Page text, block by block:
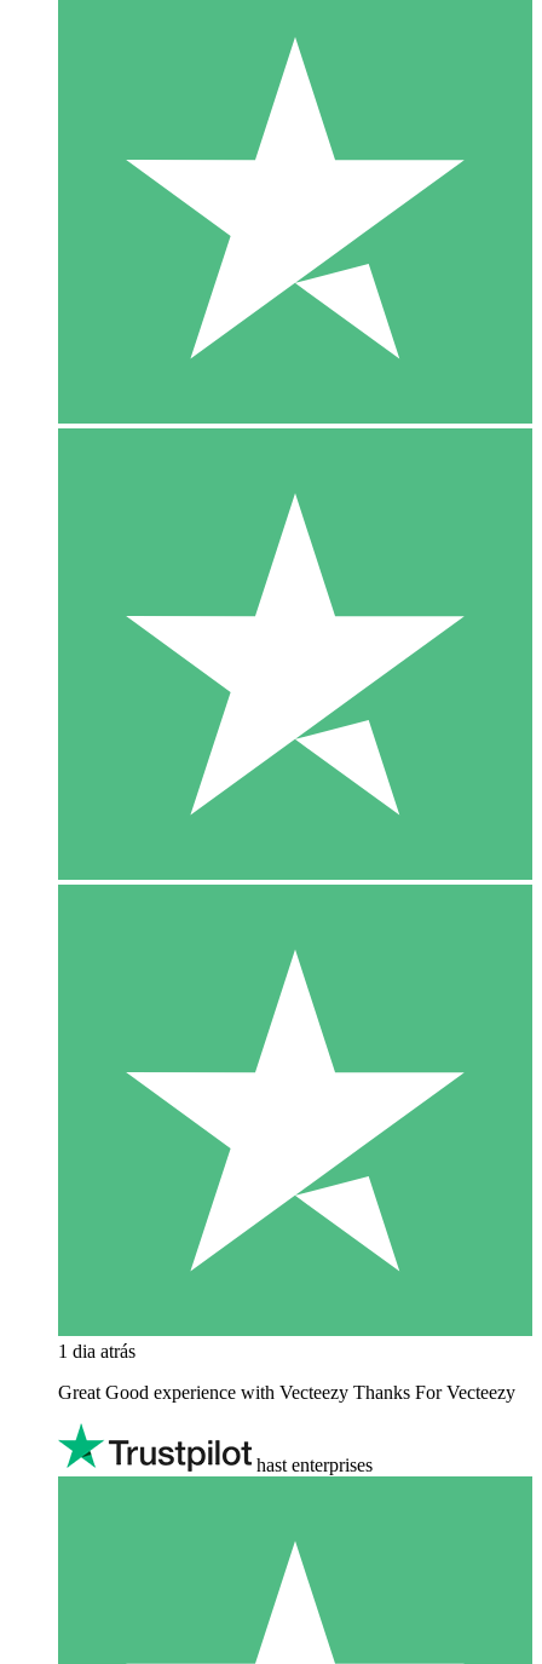
1 dia atrás
Great Good experience with Vecteezy Thanks For Vecteezy
hast enterprises